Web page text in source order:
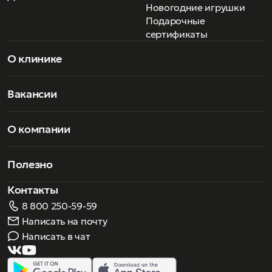
Вы сможете насладиться высоким искусством и роскошью
данных моделей, а также получить невероятные эмоции
от примерки и сочетания очков с различными образами!
Новогодние игрушки
Подарочные
сертификаты
О клинике
Вакансии
О компании
Полезно
Контакты
8 800 250-59-59
Написать на почту
Написать в чат